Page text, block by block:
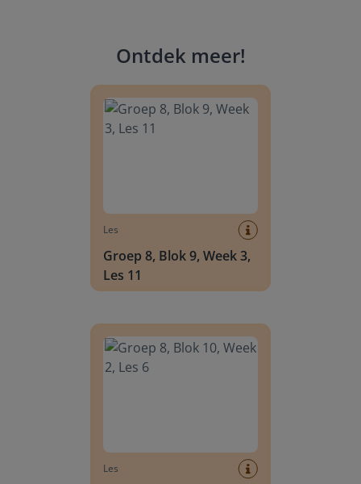
Ontdek meer!
Les
Groep 8, Blok 9, Week 3,
Les 11
Les